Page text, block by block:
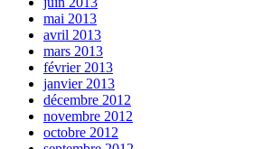
mai 2013
avril 2013
mars 2013
février 2013
janvier 2013
décembre 2012
novembre 2012
octobre 2012